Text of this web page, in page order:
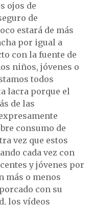
ojos de
de
estará de más
por igual a
con la fuente de
niños, jóvenes o
todos
lacra porque el
de las
consumo de
vez que estos
cada vez con
y jóvenes por
más o menos
con su
los vídeos